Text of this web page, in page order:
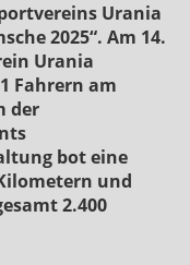
Urania
2025“. Am 14.
Urania
Fahrern am
der
bot eine
und
2.400